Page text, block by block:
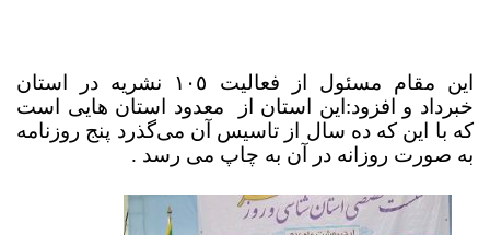
این مقام مسئول از فعالیت ١٠٥ نشریه در استان
خبرداد و افزود:این استان از معدود استان هایی است
که با این که ده سال از تاسیس آن می‌گذرد پنج روزنامه
به صورت روزانه در آن به چاپ می رسد .